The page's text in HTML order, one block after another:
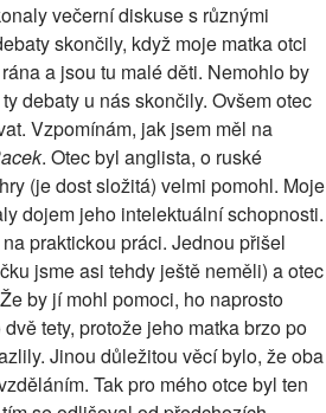
večerní diskuse s různými
skončily, když moje matka otci
a jsou tu malé děti. Nemohlo by
debaty u nás skončily. Ovšem otec
Vzpomínám, jak jsem měl na
. Otec byl anglista, o ruské
(je dost složitá) velmi pomohl. Moje
dojem jeho intelektuální schopnosti.
praktickou práci. Jednou přišel
jsme asi tehdy ještě neměli) a otec
by jí mohl pomoci, ho naprosto
tety, protože jeho matka brzo po
Jinou důležitou věcí bylo, že oba
Tak pro mého otce byl ten